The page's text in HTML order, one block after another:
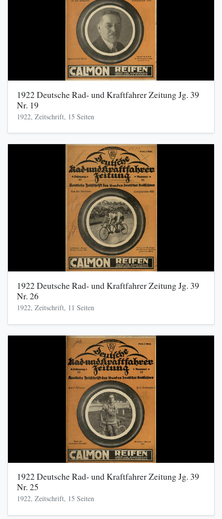
1922 Deutsche Rad- und Kraftfahrer Zeitung Jg. 39
Nr. 19
1922, Zeitschrift, 15 Seiten
1922 Deutsche Rad- und Kraftfahrer Zeitung Jg. 39
Nr. 26
1922, Zeitschrift, 11 Seiten
1922 Deutsche Rad- und Kraftfahrer Zeitung Jg. 39
Nr. 25
1922, Zeitschrift, 15 Seiten